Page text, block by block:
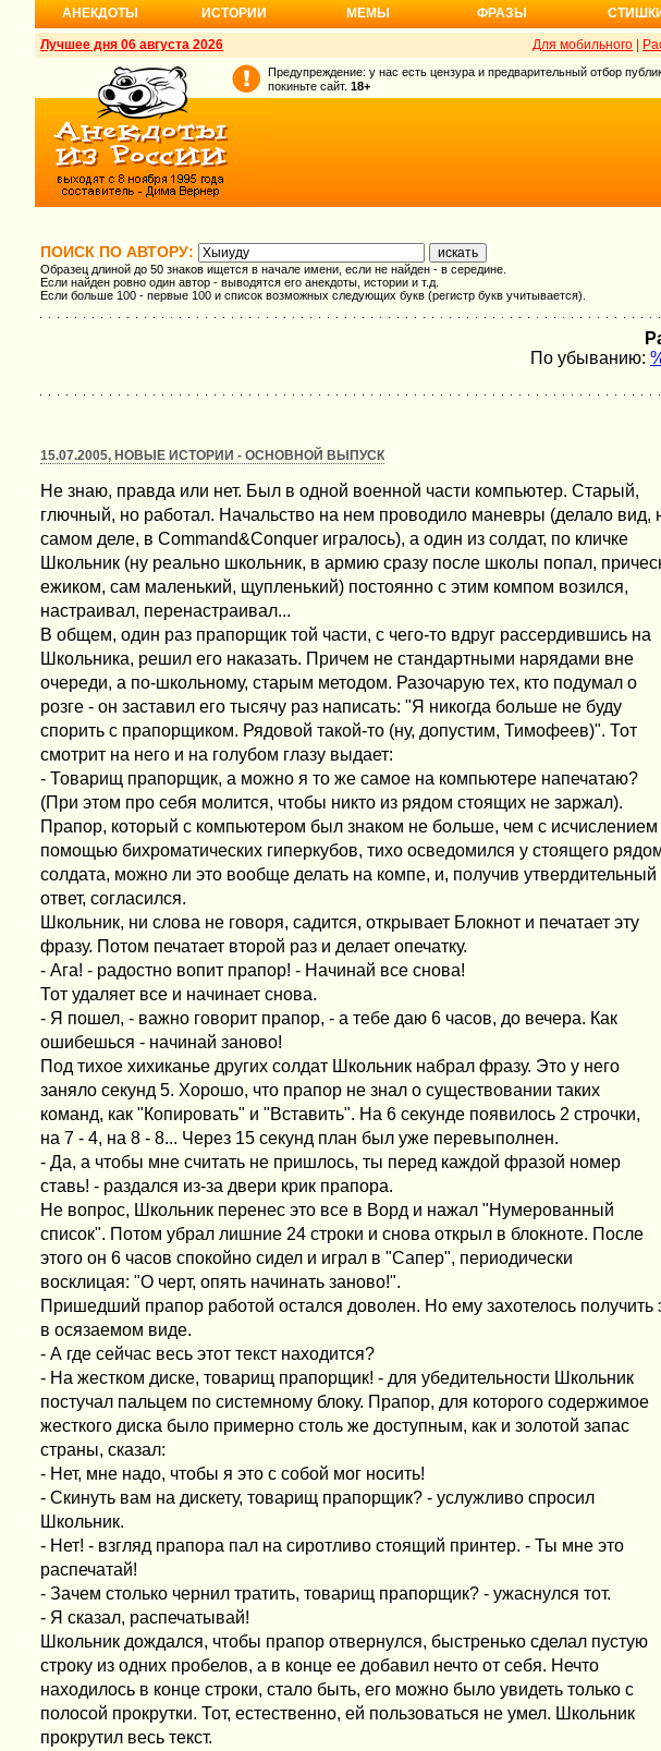
АНЕКДОТЫ ИСТОРИИ МЕМЫ ФРАЗЫ
Лучшее дня 06 августа 2026 Для мобильного
Предупреждение: у нас есть цензура и предварительный отбор
покиньте сайт. 18+
ПОИСК ПО АВТОРУ:
Образец длиной до 50 знаков ищется в начале имени, если не найден - в середине.
Если найден ровно один автор - выводятся его анекдоты, истории и т.д.
Если больше 100 - первые 100 и список возможных следующих букв (регистр букв учитывается).
По убыванию:
15.07.2005, НОВЫЕ ИСТОРИИ - ОСНОВНОЙ ВЫПУСК
Не знаю, правда или нет. Был в одной военной части компьютер. Старый,
глючный, но работал. Начальство на нем проводило маневры (делало вид,
самом деле, в Command&Conquer игралось), а один из солдат, по кличке
Школьник (ну реально школьник, в армию сразу после школы попал,
ежиком, сам маленький, щупленький) постоянно с этим компом возился,
настраивал, перенастраивал...
В общем, один раз прапорщик той части, с чего-то вдруг рассердившись на
Школьника, решил его наказать. Причем не стандартными нарядами вне
очереди, а по-школьному, старым методом. Разочарую тех, кто подумал о
розге - он заставил его тысячу раз написать: "Я никогда больше не буду
спорить с прапорщиком. Рядовой такой-то (ну, допустим, Тимофеев)". Тот
смотрит на него и на голубом глазу выдает:
- Товарищ прапорщик, а можно я то же самое на компьютере напечатаю?
(При этом про себя молится, чтобы никто из рядом стоящих не заржал).
Прапор, который с компьютером был знаком не больше, чем с исчислением
помощью бихроматических гиперкубов, тихо осведомился у стоящего
солдата, можно ли это вообще делать на компе, и, получив утвердительный
ответ, согласился.
Школьник, ни слова не говоря, садится, открывает Блокнот и печатает эту
фразу. Потом печатает второй раз и делает опечатку.
- Ага! - радостно вопит прапор! - Начинай все снова!
Тот удаляет все и начинает снова.
- Я пошел, - важно говорит прапор, - а тебе даю 6 часов, до вечера. Как
ошибешься - начинай заново!
Под тихое хихиканье других солдат Школьник набрал фразу. Это у него
заняло секунд 5. Хорошо, что прапор не знал о существовании таких
команд, как "Копировать" и "Вставить". На 6 секунде появилось 2 строчки,
на 7 - 4, на 8 - 8... Через 15 секунд план был уже перевыполнен.
- Да, а чтобы мне считать не пришлось, ты перед каждой фразой номер
ставь! - раздался из-за двери крик прапора.
Не вопрос, Школьник перенес это все в Ворд и нажал "Нумерованный
список". Потом убрал лишние 24 строки и снова открыл в блокноте. После
этого он 6 часов спокойно сидел и играл в "Сапер", периодически
восклицая: "О черт, опять начинать заново!".
Пришедший прапор работой остался доволен. Но ему захотелось получить
в осязаемом виде.
- А где сейчас весь этот текст находится?
- На жестком диске, товарищ прапорщик! - для убедительности Школьник
постучал пальцем по системному блоку. Прапор, для которого содержимое
жесткого диска было примерно столь же доступным, как и золотой запас
страны, сказал:
- Нет, мне надо, чтобы я это с собой мог носить!
- Скинуть вам на дискету, товарищ прапорщик? - услужливо спросил
Школьник.
- Нет! - взгляд прапора пал на сиротливо стоящий принтер. - Ты мне это
распечатай!
- Зачем столько чернил тратить, товарищ прапорщик? - ужаснулся тот.
- Я сказал, распечатывай!
Школьник дождался, чтобы прапор отвернулся, быстренько сделал пустую
строку из одних пробелов, а в конце ее добавил нечто от себя. Нечто
находилось в конце строки, стало быть, его можно было увидеть только с
полосой прокрутки. Тот, естественно, ей пользоваться не умел. Школьник
прокрутил весь текст.